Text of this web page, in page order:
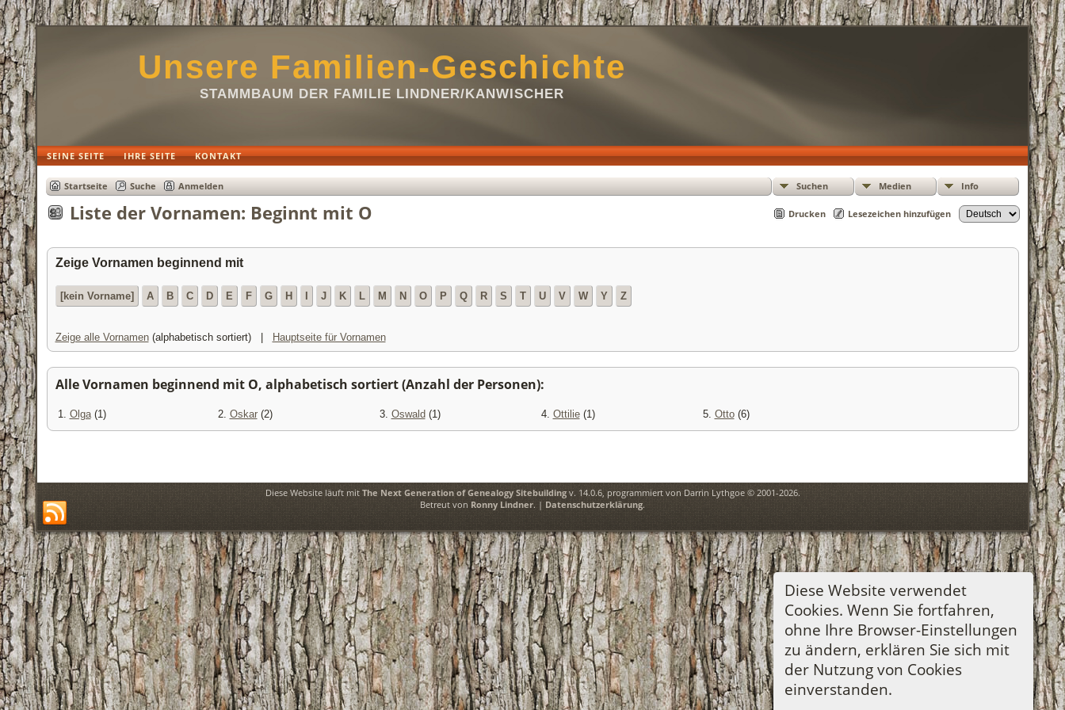
Unsere Familien-Geschichte
STAMMBAUM DER FAMILIE LINDNER/KANWISCHER
SEINE SEITE IHRE SEITE KONTAKT
Suchen Medien Info
Startseite Suche Anmelden
Drucken Lesezeichen hinzufügen
Diese Website verwendet
Cookies. Wenn Sie fortfahren,
ohne Ihre Browser-Einstellungen
zu ändern, erklären Sie sich mit
der Nutzung von Cookies
einverstanden.
Liste der Vornamen: Beginnt mit O
Zeige Vornamen beginnend mit
[kein Vorname] A B C D E F G H I J K L M N O P Q R S T U V W Y Z
Zeige alle Vornamen(alphabetisch sortiert) | Hauptseite für Vornamen
Alle Vornamen beginnend mit O, alphabetisch sortiert (Anzahl der Personen):
1. Olga(1) 2. Oskar(2) 3. Oswald (1) 4. Ottilie(1) 5. Otto(6)
Diese Website läuft mit The Next Generation of Genealogy Sitebuildingv. 14.0.6, programmiert von Darrin Lythgoe © 2001-2026.
Betreut von Ronny Lindner. | Datenschutzerklärung.